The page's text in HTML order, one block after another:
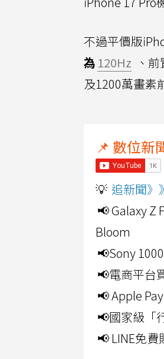
不過平價版
為 120Hz 、
及1200萬畫素
📌 數位新
💡 追新聞》
📢 Galaxy Z
Bloom
📢Sony
📢電商平台
📢 Apple
📢國家級「
📢 LINE免